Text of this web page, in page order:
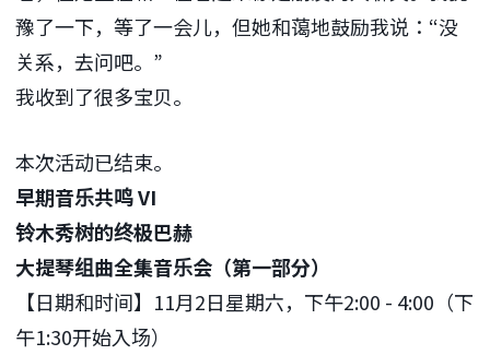
豫了一下，等了一会儿，但她和蔼地鼓励我说：“没
关系，去问吧。”
我收到了很多宝贝。
本次活动已结束。
早期音乐共鸣 VI
铃木秀树的终极巴赫
大提琴组曲全集音乐会（第一部分）
【日期和时间】11月2日星期六，下午2:00 - 4:00（下
午1:30开始入场）